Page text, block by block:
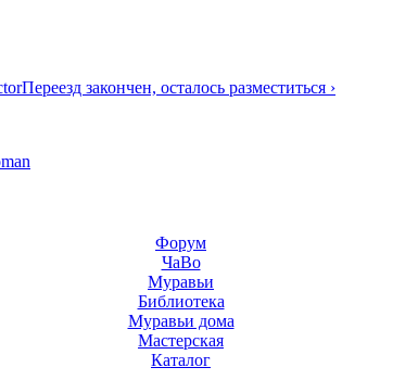
Переезд закончен, осталось разместиться ›
Форум
ЧаВо
Муравьи
Библиотека
Муравьи дома
Мастерская
Каталог